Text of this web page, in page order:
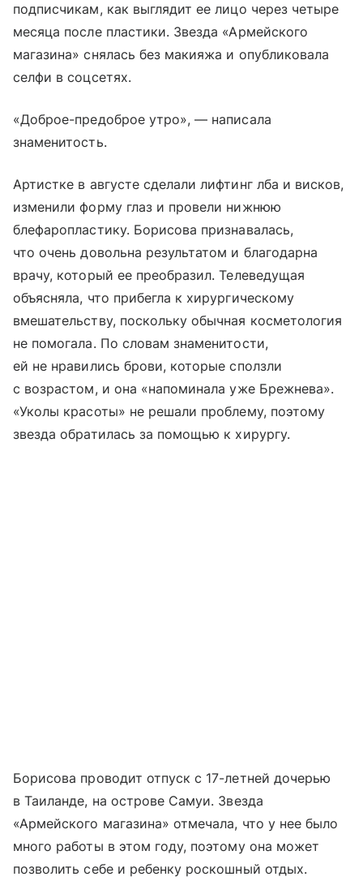
подписчикам, как выглядит ее лицо через четыре
месяца после пластики. Звезда «Армейского
магазина» снялась без макияжа и опубликовала
селфи в соцсетях.
«Доброе-предоброе утро», — написала
знаменитость.
Артистке в августе сделали лифтинг лба и висков,
изменили форму глаз и провели нижнюю
блефаропластику. Борисова признавалась,
что очень довольна результатом и благодарна
врачу, который ее преобразил. Телеведущая
объясняла, что прибегла к хирургическому
вмешательству, поскольку обычная косметология
не помогала. По словам знаменитости,
ей не нравились брови, которые сползли
с возрастом, и она «напоминала уже Брежнева».
«Уколы красоты» не решали проблему, поэтому
звезда обратилась за помощью к хирургу.
Борисова проводит отпуск с 17-летней дочерью
в Таиланде, на острове Самуи. Звезда
«Армейского магазина» отмечала, что у нее было
много работы в этом году, поэтому она может
позволить себе и ребенку роскошный отдых.